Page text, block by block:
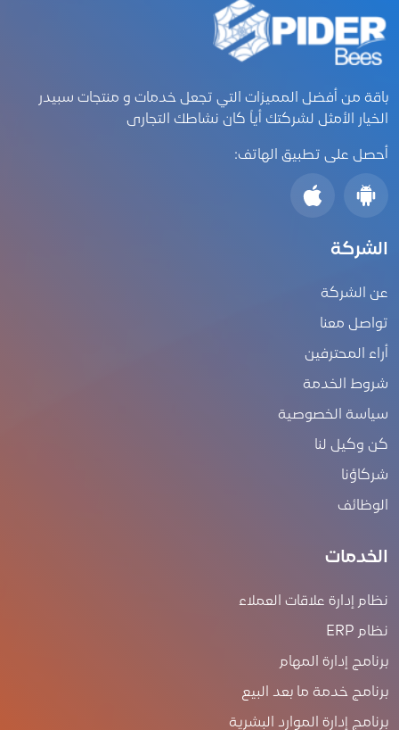
باقة من أفضل المميزات التي تجعل خدمات و منتجات سبيدر
الخيار الأمثل لشركتك أياً كان نشاطك التجارى
أحصل على تطبيق الهاتف:
الشركة
عن الشركة
تواصل معنا
أراء المحترفين
شروط الخدمة
سياسة الخصوصية
كن وكيل لنا
شركاؤنا
الوظائف
الخدمات
نظام إدارة علاقات العملاء
نظام ERP
برنامج إدارة المهام
برنامج خدمة ما بعد البيع
برنامج إدارة الموارد البشرية